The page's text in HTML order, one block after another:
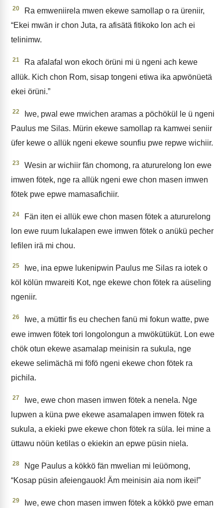
20
Ra emweniirela mwen ekewe samollap o ra üreniir,
“Ekei mwän ir chon Juta, ra afisätä fitikoko lon ach ei
telinimw.
21
Ra afalafal won ekoch örüni mi ü ngeni ach kewe
allük. Kich chon Rom, sisap tongeni etiwa ika apwönüetä
ekei örüni.”
22
Iwe, pwal ewe mwichen aramas a pöchökül le ü ngeni
Paulus me Silas. Mürin ekewe samollap ra kamwei seniir
üfer kewe o allük ngeni ekewe sounfiu pwe repwe wichiir.
23
Wesin ar wichiir fän chomong, ra atururelong lon ewe
imwen fötek, nge ra allük ngeni ewe chon masen imwen
fötek pwe epwe mamasafichiir.
24
Fän iten ei allük ewe chon masen fötek a atururelong
lon ewe ruum lukalapen ewe imwen fötek o anükü pecher
lefilen irä mi chou.
25
Iwe, ina epwe lukenipwin Paulus me Silas ra iotek o
köl kölün mwareiti Kot, nge ekewe chon fötek ra aüseling
ngeniir.
26
Iwe, a müttir fis eu chechen fanü mi fokun watte, pwe
ewe imwen fötek tori longolongun a mwökütüküt. Lon ewe
chök otun ekewe asamalap meinisin ra sukula, nge
ekewe selimächä mi föfö ngeni ekewe chon fötek ra
pichila.
27
Iwe, ewe chon masen imwen fötek a nenela. Nge
lupwen a küna pwe ekewe asamalapen imwen fötek ra
sukula, a ekieki pwe ekewe chon fötek ra süla. Iei mine a
üttawu nöün ketilas o ekiekin an epwe püsin niela.
28
Nge Paulus a kökkö fän mwelian mi leüömong,
“Kosap püsin afeiengauok! Äm meinisin aia nom ikei!”
29
Iwe, ewe chon masen imwen fötek a kökkö pwe eman